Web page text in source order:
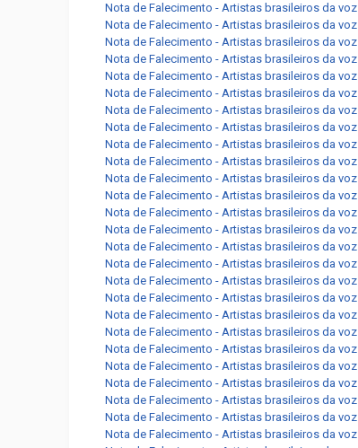
Nota de Falecimento - Artistas brasileiros da voz
Nota de Falecimento - Artistas brasileiros da voz
Nota de Falecimento - Artistas brasileiros da voz
Nota de Falecimento - Artistas brasileiros da voz
Nota de Falecimento - Artistas brasileiros da voz
Nota de Falecimento - Artistas brasileiros da voz
Nota de Falecimento - Artistas brasileiros da voz
Nota de Falecimento - Artistas brasileiros da voz
Nota de Falecimento - Artistas brasileiros da voz
Nota de Falecimento - Artistas brasileiros da voz
Nota de Falecimento - Artistas brasileiros da voz
Nota de Falecimento - Artistas brasileiros da voz
Nota de Falecimento - Artistas brasileiros da voz
Nota de Falecimento - Artistas brasileiros da voz
Nota de Falecimento - Artistas brasileiros da voz
Nota de Falecimento - Artistas brasileiros da voz
Nota de Falecimento - Artistas brasileiros da voz
Nota de Falecimento - Artistas brasileiros da voz
Nota de Falecimento - Artistas brasileiros da voz
Nota de Falecimento - Artistas brasileiros da voz
Nota de Falecimento - Artistas brasileiros da voz
Nota de Falecimento - Artistas brasileiros da voz
Nota de Falecimento - Artistas brasileiros da voz
Nota de Falecimento - Artistas brasileiros da voz
Nota de Falecimento - Artistas brasileiros da voz
Nota de Falecimento - Artistas brasileiros da voz